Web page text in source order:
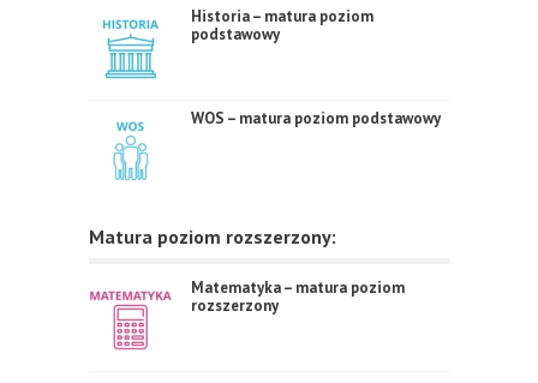
Historia – matura poziom
podstawowy
WOS – matura poziom podstawowy
Matura poziom rozszerzony:
Matematyka – matura poziom
rozszerzony